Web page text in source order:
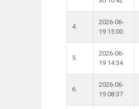
4.
2026-06-
19 15:00
5.
2026-06-
19 14:34
6.
2026-06-
19 08:37